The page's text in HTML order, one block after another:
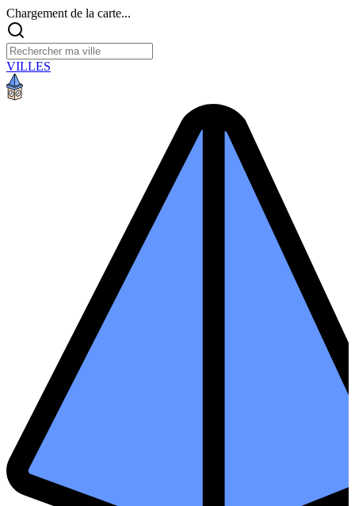
Chargement de la carte...
VILLES